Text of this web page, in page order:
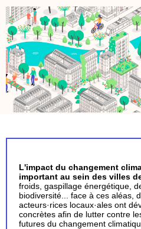
L'impact du changement
important au sein des villes
froids, gaspillage énergétique,
biodiversité... face à ces aléas,
acteurs·rices locaux·ales ont
concrètes afin de lutter contre
futures du changement